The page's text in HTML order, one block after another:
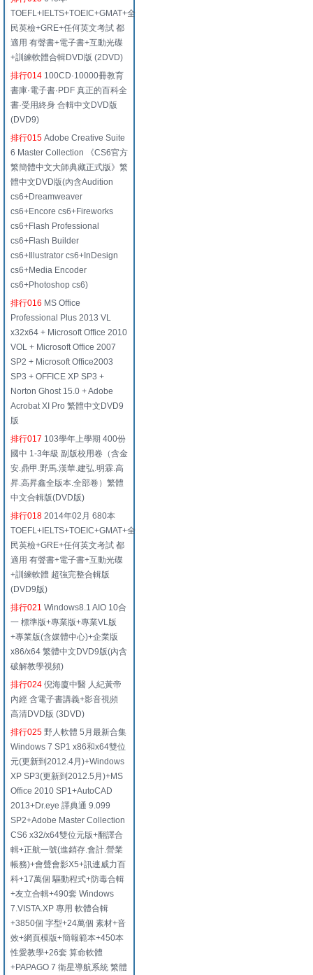
TOEFL+IELTS+TOEIC+GMAT+全
民英檢+GRE+任何英文考試 都
適用 有聲書+電子書+互動光碟
+訓練軟體合輯DVD版 (2DVD)
排行014 100CD·10000冊教育
書庫·電子書·PDF 真正的百科全
書·受用終身 合輯中文DVD版
(DVD9)
排行015 Adobe Creative Suite
6 Master Collection 《CS6官方
繁簡體中文大師典藏正式版》繁
體中文DVD版(內含Audition
cs6+Dreamweaver
cs6+Encore cs6+Fireworks
cs6+Flash Professional
cs6+Flash Builder
cs6+Illustrator cs6+InDesign
cs6+Media Encoder
cs6+Photoshop cs6)
排行016 MS Office
Professional Plus 2013 VL
x32x64 + Microsoft Office 2010
VOL + Microsoft Office 2007
SP2 + Microsoft Office2003
SP3 + OFFICE XP SP3 +
Norton Ghost 15.0 + Adobe
Acrobat XI Pro 繁體中文DVD9
版
排行017 103學年上學期 400份
國中 1-3年級 副版校用卷（含金
安.鼎甲.野馬.漢華.建弘.明霖.高
昇.高昇鑫全版本.全部卷）繁體
中文合輯版(DVD版)
排行018 2014年02月 680本
TOEFL+IELTS+TOEIC+GMAT+全
民英檢+GRE+任何英文考試 都
適用 有聲書+電子書+互動光碟
+訓練軟體 超強完整合輯版
(DVD9版)
排行021 Windows8.1 AIO 10合
一 標準版+專業版+專業VL版
+專業版(含媒體中心)+企業版
x86/x64 繁體中文DVD9版(內含
破解教學視頻)
排行024 倪海廈中醫 人紀黃帝
內經 含電子書講義+影音視頻
高清DVD版 (3DVD)
排行025 野人軟體 5月最新合集
Windows 7 SP1 x86和x64雙位
元(更新到2012.4月)+Windows
XP SP3(更新到2012.5月)+MS
Office 2010 SP1+AutoCAD
2013+Dr.eye 譯典通 9.099
SP2+Adobe Master Collection
CS6 x32/x64雙位元版+翻譯合
輯+正航一號(進銷存.會計.營業
帳務)+會聲會影X5+訊連威力百
科+17萬個 驅動程式+防毒合輯
+友立合輯+490套 Windows
7.VISTA.XP 專用 軟體合輯
+3850個 字型+24萬個 素材+音
效+網頁模版+簡報範本+450本
性愛教學+26套 算命軟體
+PAPAGO 7 衛星導航系統 繁體